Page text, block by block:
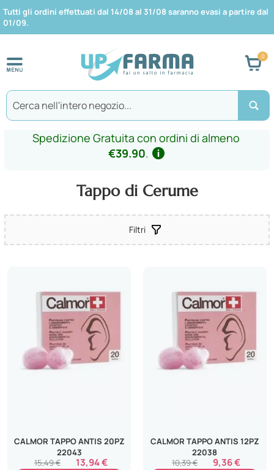
Tutti gli ordini effettuati dal 14/08 al 31/08 saranno evasi a partire dal
01/09.
Spedizione Gratuita con ordini di almeno
€39.90.
Tappo di Cerume
Filtri
CALMOR TAPPO ANTIS 20PZ
22043
13,94 €
15,49 €
CALMOR TAPPO ANTIS 12PZ
22038
9,36 €
10,39 €